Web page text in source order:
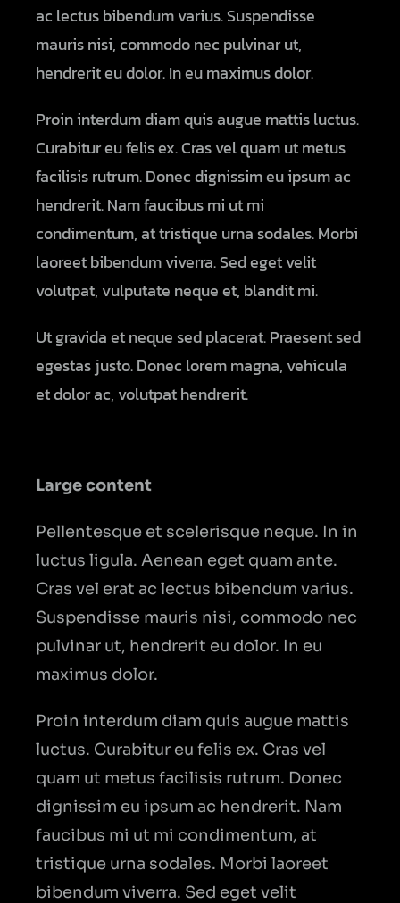
ac lectus bibendum varius. Suspendisse
mauris nisi, commodo nec pulvinar ut,
hendrerit eu dolor. In eu maximus dolor.
Proin interdum diam quis augue mattis luctus.
Curabitur eu felis ex. Cras vel quam ut metus
facilisis rutrum. Donec dignissim eu ipsum ac
hendrerit. Nam faucibus mi ut mi
condimentum, at tristique urna sodales. Morbi
laoreet bibendum viverra. Sed eget velit
volutpat, vulputate neque et, blandit mi.
Ut gravida et neque sed placerat. Praesent sed
egestas justo. Donec lorem magna, vehicula
et dolor ac, volutpat hendrerit.
Large content
Pellentesque et scelerisque neque. In in
luctus ligula. Aenean eget quam ante.
Cras vel erat ac lectus bibendum varius.
Suspendisse mauris nisi, commodo nec
pulvinar ut, hendrerit eu dolor. In eu
maximus dolor.
Proin interdum diam quis augue mattis
luctus. Curabitur eu felis ex. Cras vel
quam ut metus facilisis rutrum. Donec
dignissim eu ipsum ac hendrerit. Nam
faucibus mi ut mi condimentum, at
tristique urna sodales. Morbi laoreet
bibendum viverra. Sed eget velit